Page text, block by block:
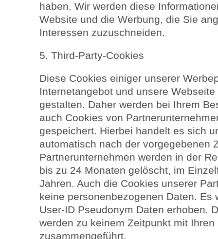
haben. Wir werden diese
Website und die Werbung, die Sie
Interessen zuzuschneiden.
5. Third-Party-Cookies
Diese Cookies einiger unserer
Internetangebot und unsere
gestalten. Daher werden bei Ihrem
auch Cookies von
gespeichert. Hierbei handelt es sich
automatisch nach der vorgegebenen
Partnerunternehmen werden in der
bis zu 24 Monaten gelöscht, im
Jahren. Auch die Cookies unserer
keine personenbezogenen Daten. Es
User-ID Pseudonym Daten erhoben.
werden zu keinem Zeitpunkt mit
zusammengeführt.